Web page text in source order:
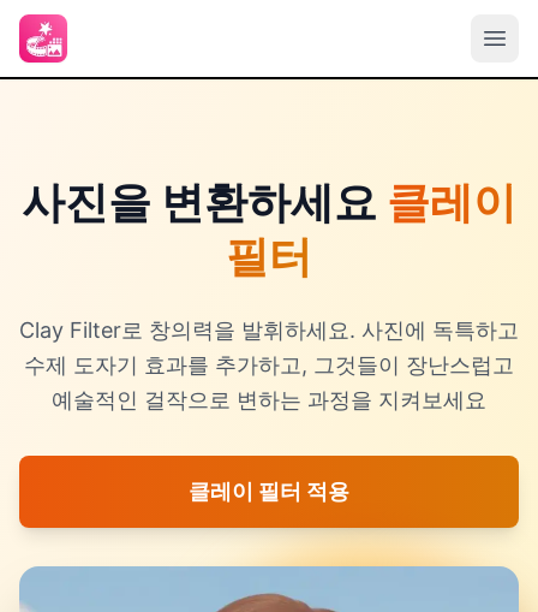
사진을 변환하세요 클레이
필터
Clay Filter로 창의력을 발휘하세요. 사진에 독특하고
수제 도자기 효과를 추가하고, 그것들이 장난스럽고
예술적인 걸작으로 변하는 과정을 지켜보세요
클레이 필터 적용